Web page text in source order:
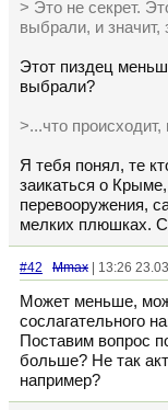
> Это не секрет.
выбрали, и значит,
Этот пиздец
выбрали?
>...что
Я тебя понял, те
заикаться о
перевооружения,
мелких плюшках.
#42 Mmax | 13:26
Может меньше,
сослагательного
Поставим вопрос
больше? Не так
например?